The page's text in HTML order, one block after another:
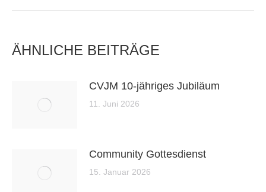
ÄHNLICHE BEITRÄGE
CVJM 10-jähriges Jubiläum
11. Juni 2026
Community Gottesdienst
15. Januar 2026